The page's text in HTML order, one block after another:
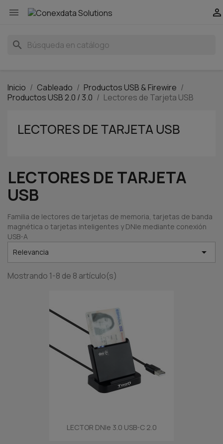
 
search
Inicio Cableado
Productos USB & Firewire
Productos USB 2.0 / 3.0
Lectores de Tarjeta USB
LECTORES DE TARJETA USB
LECTORES DE TARJETA
USB
Familia de lectores de tarjetas de memoria, tarjetas de banda
magnética o tarjetas inteligentes y DNIe mediante conexión
USB-A
Relevancia

Mostrando 1-8 de 8 artículo(s)
LECTOR DNIe 3.0 USB-C 2.0